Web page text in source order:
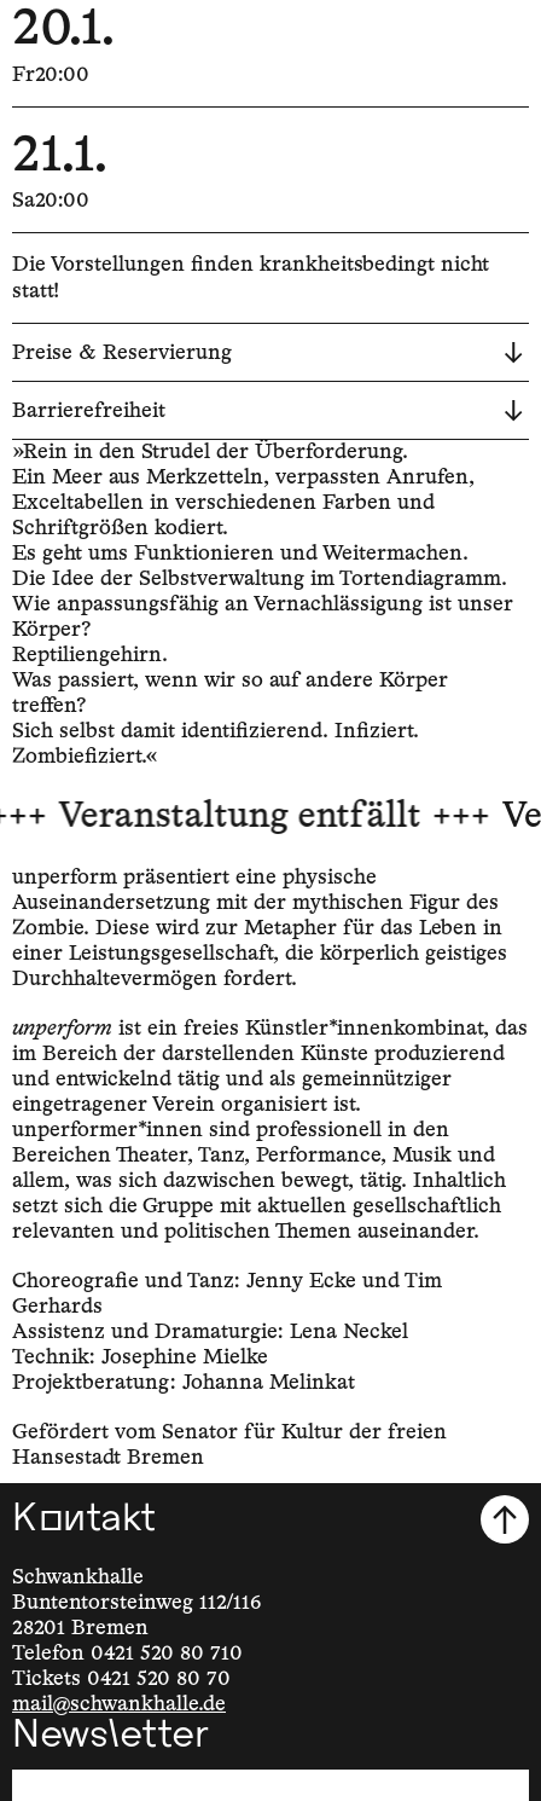
20.1.
Fr20:00
21.1.
Sa20:00
Die Vorstellungen finden krankheitsbedingt nicht
statt!
Preise & Reservierung
Barrierefreiheit
»Rein in den Strudel der Überforderung.
Ein Meer aus Merkzetteln, verpassten Anrufen,
Exceltabellen in verschiedenen Farben und
Schriftgrößen kodiert.
Es geht ums Funktionieren und Weitermachen.
Die Idee der Selbstverwaltung im Tortendiagramm.
Wie anpassungsfähig an Vernachlässigung ist unser
Körper?
Reptiliengehirn.
Was passiert, wenn wir so auf andere Körper
treffen?
Sich selbst damit identifizierend. Infiziert.
Zombiefiziert.«
Veranstaltung entfällt +++
unperform präsentiert eine physische
Auseinandersetzung mit der mythischen Figur des
Zombie. Diese wird zur Metapher für das Leben in
einer Leistungsgesellschaft, die körperlich geistiges
Durchhaltevermögen fordert.
unperform ist ein freies Künstler*innenkombinat, das
im Bereich der darstellenden Künste produzierend
und entwickelnd tätig und als gemeinnütziger
eingetragener Verein organisiert ist.
unperformer*innen sind professionell in den
Bereichen Theater, Tanz, Performance, Musik und
allem, was sich dazwischen bewegt, tätig. Inhaltlich
setzt sich die Gruppe mit aktuellen gesellschaftlich
relevanten und politischen Themen auseinander.
Choreografie und Tanz: Jenny Ecke und Tim
Gerhards
Assistenz und Dramaturgie: Lena Neckel
Technik: Josephine Mielke
Projektberatung: Johanna Melinkat
Gefördert vom Senator für Kultur der freien
Hansestadt Bremen
Kontakt
Schwankhalle
Buntentorsteinweg 112/116
28201 Bremen
Telefon 0421 520 80 710
Tickets 0421 520 80 70
mail@schwankhalle.de
Newsletter